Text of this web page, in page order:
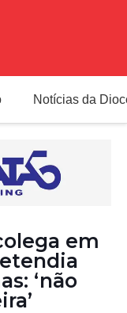
Notícias da
em
‘não